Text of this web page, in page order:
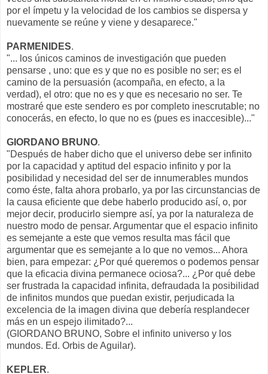
por el ímpetu y la velocidad de los cambios se dispersa y
nuevamente se reúne y viene y desaparece."
PARMENIDES.
"... los únicos caminos de investigación que pueden
pensarse , uno: que es y que no es posible no ser; es el
camino de la persuasión (acompaña, en efecto, a la
verdad), el otro: que no es y que es necesario no ser. Te
mostraré que este sendero es por completo inescrutable; no
conocerás, en efecto, lo que no es (pues es inaccesible)..."
GIORDANO BRUNO.
"Después de haber dicho que el universo debe ser infinito
por la capacidad y aptitud del espacio infinito y por la
posibilidad y necesidad del ser de innumerables mundos
como éste, falta ahora probarlo, ya por las circunstancias de
la causa eficiente que debe haberlo producido así, o, por
mejor decir, producirlo siempre así, ya por la naturaleza de
nuestro modo de pensar. Argumentar que el espacio infinito
es semejante a este que vemos resulta mas fácil que
argumentar que es semejante a lo que no vemos... Ahora
bien, para empezar: ¿Por qué queremos o podemos pensar
que la eficacia divina permanece ociosa?... ¿Por qué debe
ser frustrada la capacidad infinita, defraudada la posibilidad
de infinitos mundos que puedan existir, perjudicada la
excelencia de la imagen divina que debería resplandecer
más en un espejo ilimitado?...
(GIORDANO BRUNO, Sobre el infinito universo y los
mundos. Ed. Orbis de Aguilar).
KEPLER.